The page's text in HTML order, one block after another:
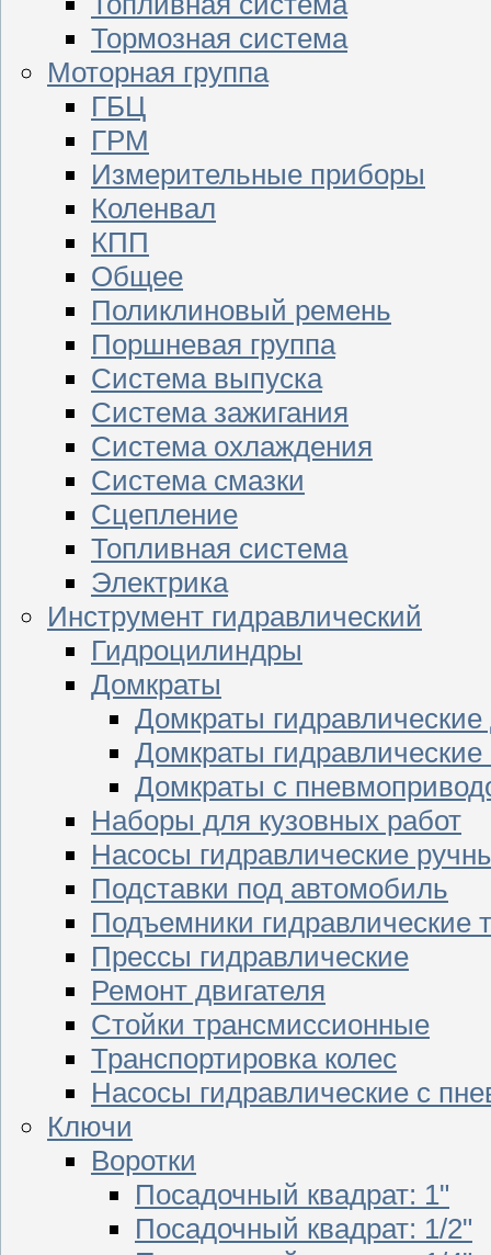
Тормозная система
Моторная группа
ГБЦ
ГРМ
Измерительные приборы
Коленвал
КПП
Общее
Поликлиновый ремень
Поршневая группа
Система выпуска
Система зажигания
Система охлаждения
Система смазки
Сцепление
Топливная система
Электрика
Инструмент гидравлический
Гидроцилиндры
Домкраты
Домкраты
Домкраты гидравлические
Домкраты с
Наборы для кузовных работ
Насосы гидравлические
Подставки под автомобиль
Подъемники гидравлические
Прессы гидравлические
Ремонт двигателя
Стойки трансмиссионные
Транспортировка колес
Насосы гидравлические с
Ключи
Воротки
Посадочный квадрат: 1"
Посадочный квадрат: 1/2"